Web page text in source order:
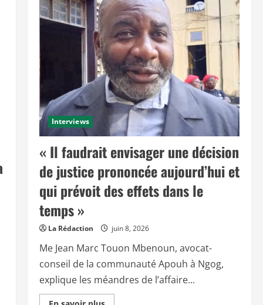
Interviews
« Il faudrait envisager une décision
de justice prononcée aujourd’hui et
qui prévoit des effets dans le
temps »
La Rédaction juin 8, 2026
Me Jean Marc Touon Mbenoun, avocat-
conseil de la communauté Apouh à Ngog,
explique les méandres de l’affaire...